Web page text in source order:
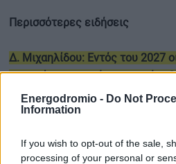
Energodromio - Do Not
Information
If you wish to opt-out of the sale,
processing of your personal or
Περισσότερες ειδήσεις
Δ. Μιχαηλίδου: Εντός του 2027
κατοικίες στο πρώην
με επιδότηση μέχρι και το 95%